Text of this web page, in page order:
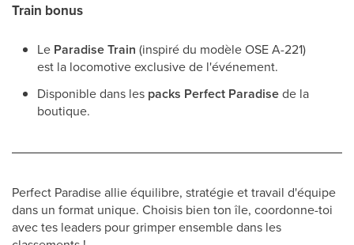
Train bonus
Le Paradise Train (inspiré du modèle OSE A-221)
est la locomotive exclusive de l'événement.
Disponible dans les packs Perfect Paradisede la
boutique.
Perfect Paradise allie équilibre, stratégie et travail d'équipe
dans un format unique. Choisis bien ton île, coordonne-toi
avec tes leaders pour grimper ensemble dans les